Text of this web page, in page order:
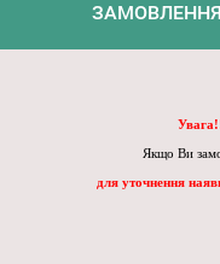
ЗАМОВЛЕННЯ
Якщо Ви
для уточнення